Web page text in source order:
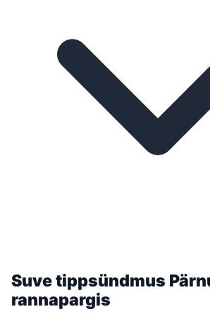
Suve tippsündmus
rannapargis